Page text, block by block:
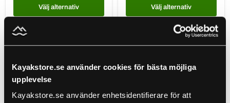
Kayakstore.se använder cookies för bästa möjliga
upplevelse
Kayakstore.se använder enhetsidentifierare för att
Välj alternativ Välj alternativ
Grundens
Neptune
Pullover
Hi
Vis
Yellow
Sunnan
Black